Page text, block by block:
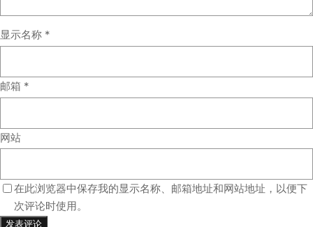
显示名称 *
邮箱 *
网站
在此浏览器中保存我的显示名称、邮箱地址和网站地址，以便下
次评论时使用。